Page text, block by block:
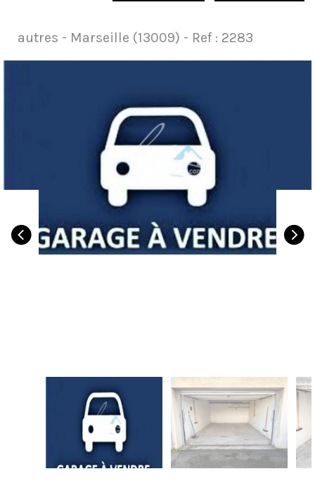
autres - Marseille (13009) - Ref : 2283